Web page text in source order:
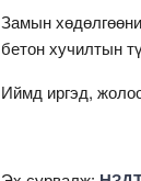
Замын
бетон хучилтын
Иймд иргэд,